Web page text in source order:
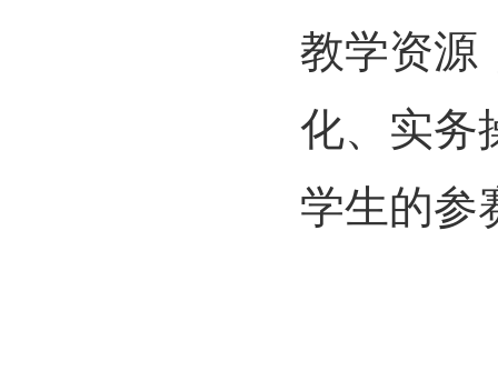
教学资源
化、实务
学生的参